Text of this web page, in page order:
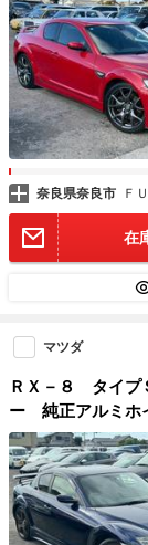
奈良県奈良市 Ｆ
在
マツダ
ＲＸ－８ タイ
ー 純正アルミホ
カー スペアキー